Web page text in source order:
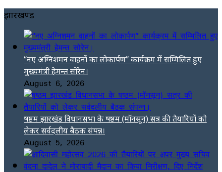
झारखण्ड
“नए अग्निशमन वाहनों का लोकार्पण” कार्यक्रम में सम्मिलित हुए
मुख्यमंत्री हेमन्त सोरेन।
August 6, 2026
षष्ठम झारखंड विधानसभा के षष्ठम (मॉनसून) सत्र की तैयारियों को
लेकर सर्वदलीय बैठक संपन्न।
August 5, 2026